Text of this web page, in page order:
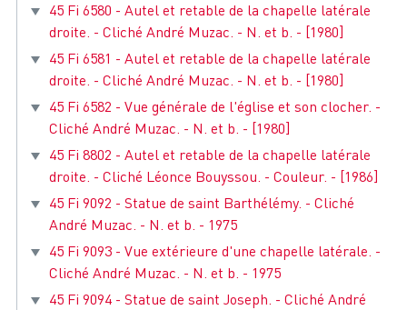
45 Fi 6580 - Autel et retable de la chapelle latérale
droite. - Cliché André Muzac. - N. et b. - [1980]
45 Fi 6581 - Autel et retable de la chapelle latérale
droite. - Cliché André Muzac. - N. et b. - [1980]
45 Fi 6582 - Vue générale de l'église et son clocher. -
Cliché André Muzac. - N. et b. - [1980]
45 Fi 8802 - Autel et retable de la chapelle latérale
droite. - Cliché Léonce Bouyssou. - Couleur. - [1986]
45 Fi 9092 - Statue de saint Barthélémy. - Cliché
André Muzac. - N. et b. - 1975
45 Fi 9093 - Vue extérieure d'une chapelle latérale. -
Cliché André Muzac. - N. et b. - 1975
45 Fi 9094 - Statue de saint Joseph. - Cliché André